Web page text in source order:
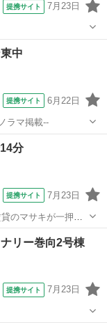
提携サイト 7月23日
中
提携サイト 6月22日
ラマ掲載--
分
提携サイト 7月23日
のマサキが一押の
リー巻向2号棟
提携サイト 7月23日